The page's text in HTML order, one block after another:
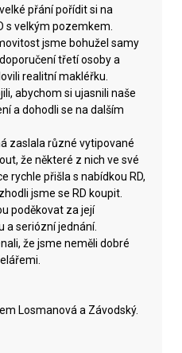
přání pořídit si na
s velkým pozemkem.
jsme bohužel samy
třetí osoby a
realitní makléřku.
abychom si ujasnili naše
a dohodli se na dalším
zaslala různé vytipované
že některé z nich ve své
rychle přišla s nabídkou RD,
jsme se RD koupit.
poděkovat za její
a seriózní jednání.
že jsme neměli dobré
Losmanová a Závodský.